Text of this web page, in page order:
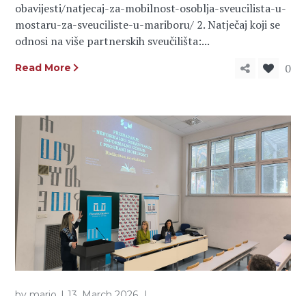
obavijesti/natjecaj-za-mobilnost-osoblja-sveucilista-u-
mostaru-za-sveuciliste-u-mariboru/ 2. Natječaj koji se
odnosi na više partnerskih sveučilišta:...
Read More 0